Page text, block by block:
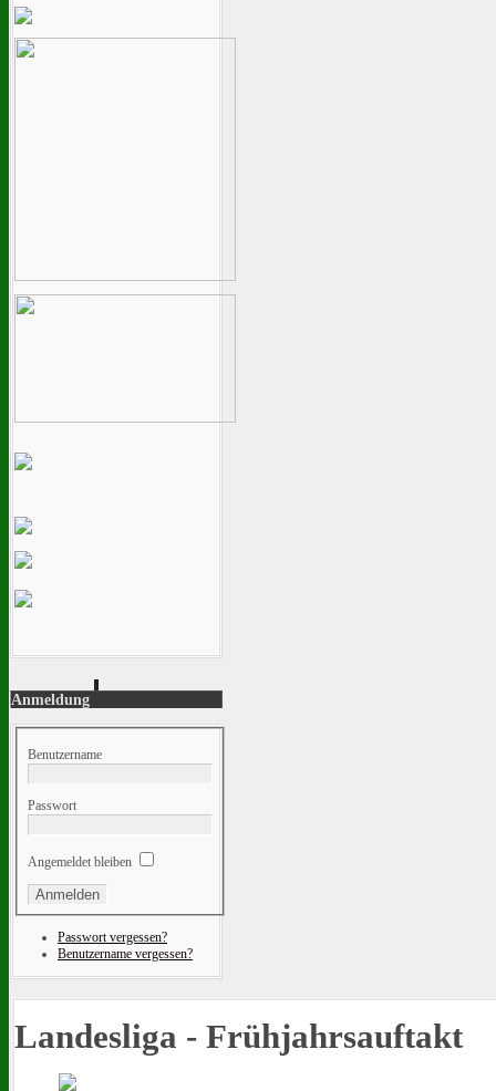
Anmeldung
Benutzername
Passwort
Angemeldet bleiben
Passwort vergessen?
Benutzername vergessen?
Landesliga - Frühjahrsauftakt